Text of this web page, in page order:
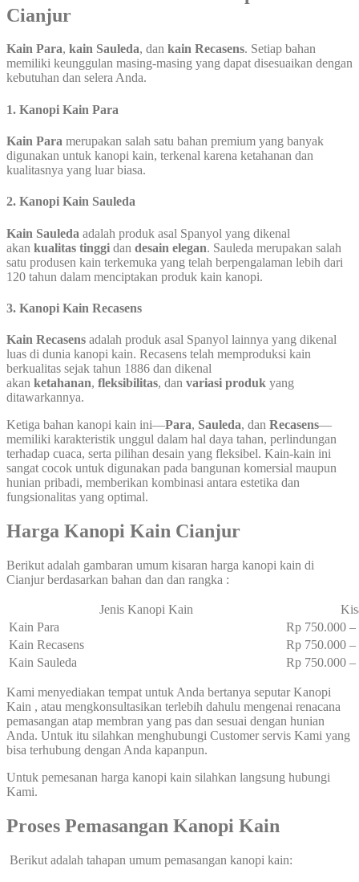
Cianjur
Kain Para, kain Sauleda, dan kain Recasens. Setiap bahan
memiliki keunggulan masing-masing yang dapat disesuaikan dengan
kebutuhan dan selera Anda.
1. Kanopi Kain Para
Kain Para merupakan salah satu bahan premium yang banyak
digunakan untuk kanopi kain, terkenal karena ketahanan dan
kualitasnya yang luar biasa.
2. Kanopi Kain Sauleda
Kain Sauleda adalah produk asal Spanyol yang dikenal
akan kualitas tinggi dan desain elegan. Sauleda merupakan salah
satu produsen kain terkemuka yang telah berpengalaman lebih dari
120 tahun dalam menciptakan produk kain kanopi.
3. Kanopi Kain Recasens
Kain Recasens adalah produk asal Spanyol lainnya yang dikenal
luas di dunia kanopi kain. Recasens telah memproduksi kain
berkualitas sejak tahun 1886 dan dikenal
akan ketahanan, fleksibilitas, dan variasi produk yang
ditawarkannya.
Ketiga bahan kanopi kain ini—Para, Sauleda, dan Recasens—
memiliki karakteristik unggul dalam hal daya tahan, perlindungan
terhadap cuaca, serta pilihan desain yang fleksibel. Kain-kain ini
sangat cocok untuk digunakan pada bangunan komersial maupun
hunian pribadi, memberikan kombinasi antara estetika dan
fungsionalitas yang optimal.
Harga Kanopi Kain Cianjur
Berikut adalah gambaran umum kisaran harga kanopi kain di
Cianjur berdasarkan bahan dan dan rangka :
Jenis Kanopi Kain
Kain Para
Rp 750.000
Kain Recasens
Rp 750.000
Kain Sauleda
Rp 750.000
Kami menyediakan tempat untuk Anda bertanya seputar Kanopi
Kain , atau mengkonsultasikan terlebih dahulu mengenai renacana
pemasangan atap membran yang pas dan sesuai dengan hunian
Anda. Untuk itu silahkan menghubungi Customer servis Kami yang
bisa terhubung dengan Anda kapanpun.
Untuk pemesanan harga kanopi kain silahkan langsung hubungi
Kami.
Proses Pemasangan Kanopi Kain
Berikut adalah tahapan umum pemasangan kanopi kain: